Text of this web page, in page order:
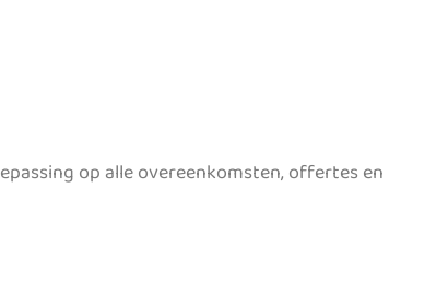
op alle overeenkomsten, offertes en